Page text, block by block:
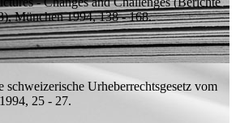
München 1994, 138 - 168.
schweizerische Urheberrechtsgesetz vom
25 - 27.